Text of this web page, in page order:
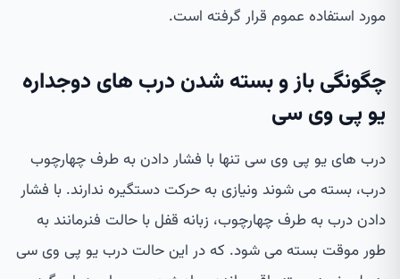
مورد استفاده عموم قرار گرفته است.
چگونگی باز و بسته شدن درب های دوجداره
یو پی وی سی
درب های یو پی وی سی تنها با فشار دادن به طرف چهارچوب
درب، بسته می شوند ونیازی به حرکت دستگیره ندارند. با فشار
دادن درب به طرف چهارچوب، زبانه قفل با حالت فنرمانند به
طور موقت بسته می شود. که در این حالت درب یو پی وی سی